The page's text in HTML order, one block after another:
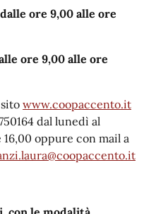
ore 9,00 alle ore
ore 9,00 alle ore
www.coopaccento.it
dal lunedì al
oppure con mail a